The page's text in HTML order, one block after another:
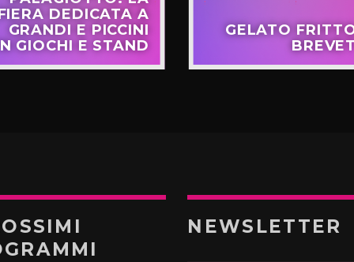
DEDICATA A
GRANDI E PICCINI
GIOCHI E STAND
GELATO
NEWSLETTER